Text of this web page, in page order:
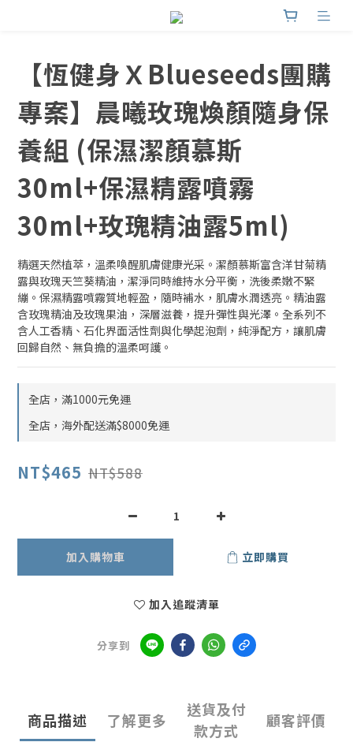
【恆健身ＸBlueseeds團購
專案】晨曦玫瑰煥顏隨身保
養組 (保濕潔顏慕斯
30ml+保濕精露噴霧
30ml+玫瑰精油露5ml)
精選天然植萃，溫柔喚醒肌膚健康光采。潔顏慕斯富含洋甘菊精
露與玫瑰天竺葵精油，潔淨同時維持水分平衡，洗後柔嫩不緊
繃。保濕精露噴霧質地輕盈，隨時補水，肌膚水潤透亮。精油露
含玫瑰精油及玫瑰果油，深層滋養，提升彈性與光澤。全系列不
含人工香精、石化界面活性劑與化學起泡劑，純淨配方，讓肌膚
回歸自然、無負擔的溫柔呵護。
全店，滿1000元免運
全店，海外配送滿$8000免運
NT$465 NT$588
加入購物車 立即購買
加入追蹤清單
分享到
商品描述 了解更多
送貨及付
款方式
顧客評價